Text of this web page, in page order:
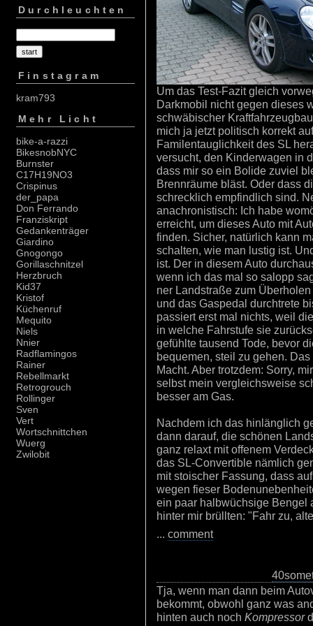
Durchleuchten
Finstagram
kram793
Mehr Licht
bike-a-razzi
BikesnobNYC
Burnster
C17H19NO3
Crispinus
der_papa
Don Ferrando
Franziskript
Gedankenträger
Giardino
Gnogongo
Gorillaschnitzel
Herzbruch
Kid37
Kristof
Küchenruf
Mequito
Niels
Nnier
Radflamingos
Rainer
Rebellmarkt
Retrogrouch
Rollinger
Sven
Vert
Wortschnittchen
Wuerg
Zwilobit
Um das Test-Fazit gleich
Darkmobil nicht gegen dieses
schwäbischer
mich ja jetzt politisch korrekt
Familentauglichkeit des SL
versucht, den Kinderwagen in
dass mir so ein Bolide zuviel
Brennräume bläst. Oder dass
schrecklich empfindlich sind.
anachronistisch: Ich habe
erreicht, um dieses Auto mit
finden. Sicher, natürlich kann
schalten, wie man lustig ist.
ist. Der in diesem Auto
wenn ich das mal so salopp
ner Landstraße zum
und das Gaspedal durchtrete
passiert erst mal nichts, weil
in welche Fahrstufe sie
gefühlte tausend Tode, bevor
bequemen, steil zu gehen.
Macht. Aber trotzdem: Sorry,
selbst mein vergleichsweise
besser am Gas.
Nachdem ich das hinlänglich
dann darauf, die schönen
ganz relaxt mit offenem
das SL-Convertible nämlich
mit stoischer Fassung, dass
wegen fieser
ein paar halbwüchsige Bengel
hinter mir brüllten: "Fahr zu,
... comment
Tja, wenn man dann beim
bekommt, obwohl ganz was
hinten auch noch Kompressor